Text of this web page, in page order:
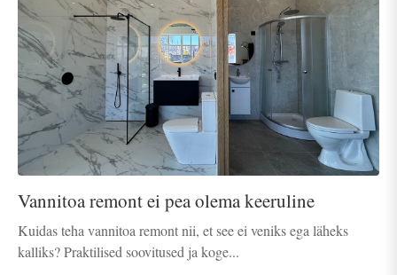
Vannitoa remont ei pea olema keeruline
Kuidas teha vannitoa remont nii, et see ei veniks ega läheks
kalliks? Praktilised soovitused ja koge...